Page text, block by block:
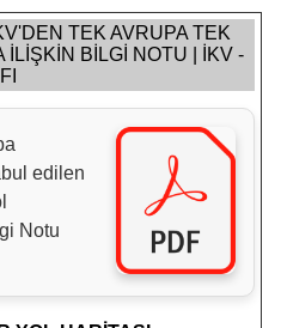
TEK AVRUPA TEK
İLİŞKİN BİLGİ NOTU | İKV -
edilen
Notu